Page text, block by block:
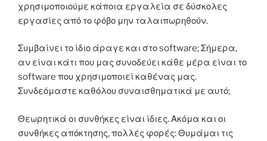
χρησιμοποιούμε κάποια εργαλεία σε δύσκολες
εργασίες από το φόβο μην ταλαιπωρηθούν.
Συμβαίνει το ίδιο άραγε και στο software; Σήμερα,
αν είναι κάτι που μας συνοδεύει κάθε μέρα είναι το
software που χρησιμοποιεί καθένας μας.
Συνδεόμαστε καθόλου συναισθηματικά με αυτό;
Θεωρητικά οι συνθήκες είναι ίδιες. Ακόμα και οι
συνθήκες απόκτησης, πολλές φορές: Θυμάμαι τις